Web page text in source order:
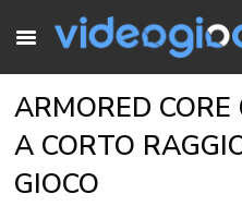
ARMORED
A CORTO
GIOCO